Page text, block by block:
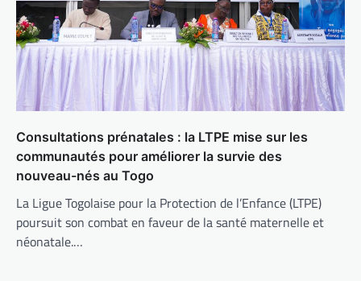
Consultations prénatales : la LTPE mise sur les
communautés pour améliorer la survie des
nouveau-nés au Togo
La Ligue Togolaise pour la Protection de l’Enfance (LTPE)
poursuit son combat en faveur de la santé maternelle et
néonatale.…